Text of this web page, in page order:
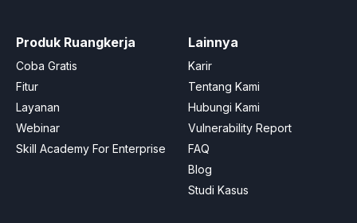
Produk Ruangkerja
Coba Gratis
Fitur
Layanan
Webinar
Skill Academy For Enterprise
Lainnya
Karir
Tentang Kami
Hubungi Kami
Vulnerability Report
FAQ
Blog
Studi Kasus